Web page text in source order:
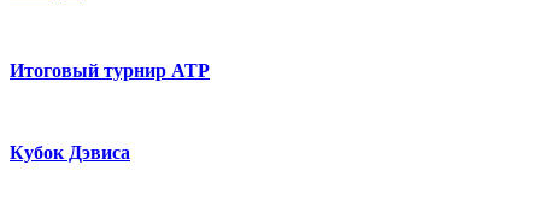
Итоговый турнир ATP
Кубок Дэвиса